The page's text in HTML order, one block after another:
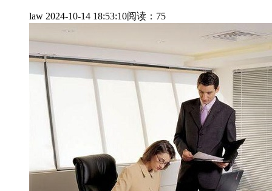
law 2024-10-14 18:53:10阅读：75